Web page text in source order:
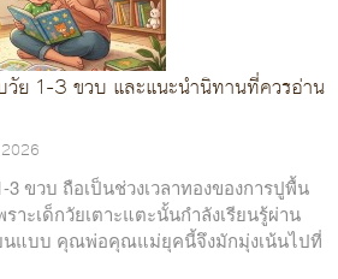
วัย 1-3 ขวบ และแนะนำนิทานที่ควรอ่าน
3 ขวบ ถือเป็นช่วงเวลาทองของการปูพื้น
าะเด็กวัยเตาะแตะนั้นกำลังเรียนรู้ผ่าน
นแบบ คุณพ่อคุณแม่ยุคนี้จึงมักมุ่งเน้นไปที่